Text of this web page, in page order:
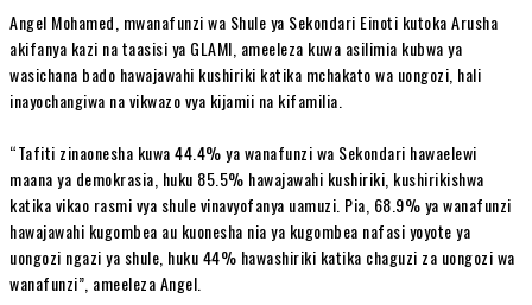
Angel Mohamed, mwanafunzi wa Shule ya Sekondari Einoti kutoka Arusha
akifanya kazi na taasisi ya GLAMI, ameeleza kuwa asilimia kubwa ya
wasichana bado hawajawahi kushiriki katika mchakato wa uongozi, hali
inayochangiwa na vikwazo vya kijamii na kifamilia.
“Tafiti zinaonesha kuwa 44.4% ya wanafunzi wa Sekondari hawaelewi
maana ya demokrasia, huku 85.5% hawajawahi kushiriki, kushirikishwa
katika vikao rasmi vya shule vinavyofanya uamuzi. Pia, 68.9% ya wanafunzi
hawajawahi kugombea au kuonesha nia ya kugombea nafasi yoyote ya
uongozi ngazi ya shule, huku 44% hawashiriki katika chaguzi za uongozi wa
wanafunzi”, ameeleza Angel.